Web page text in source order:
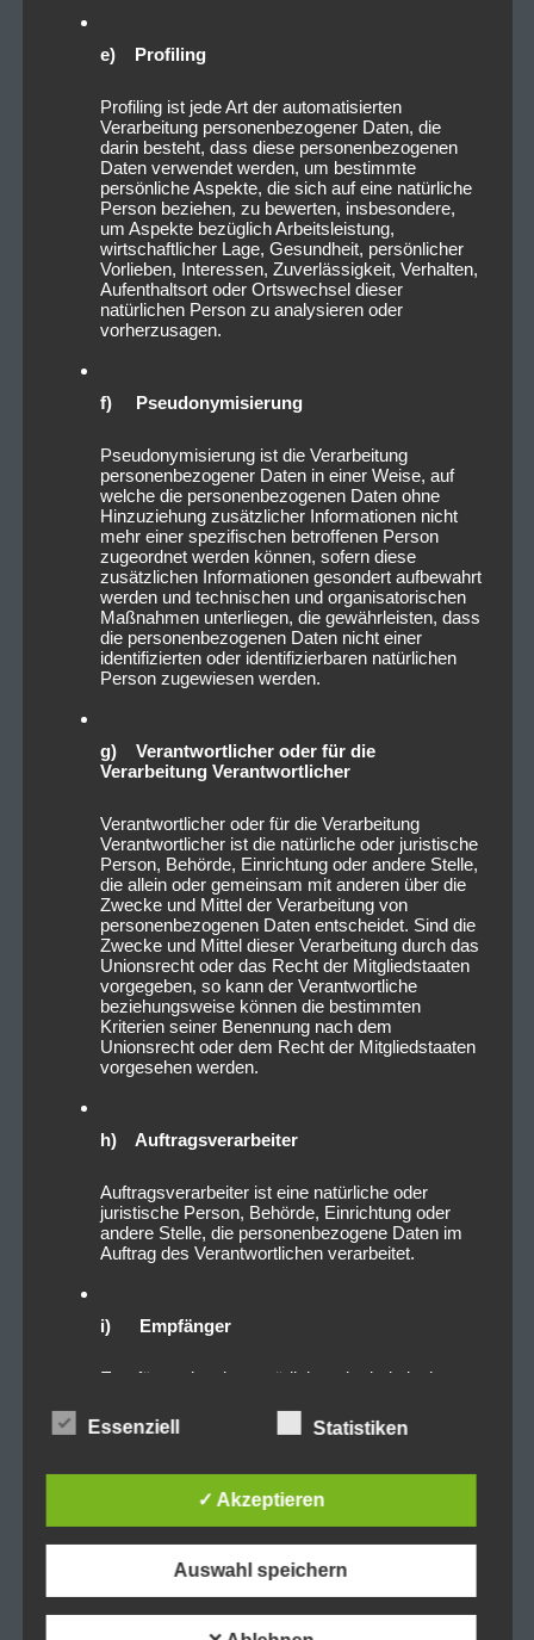
e) Profiling
Profiling ist jede Art der automatisierten
Verarbeitung personenbezogener Daten, die
darin besteht, dass diese personenbezogenen
Daten verwendet werden, um bestimmte
persönliche Aspekte, die sich auf eine natürliche
Person beziehen, zu bewerten, insbesondere,
um Aspekte bezüglich Arbeitsleistung,
wirtschaftlicher Lage, Gesundheit, persönlicher
Vorlieben, Interessen, Zuverlässigkeit, Verhalten,
Aufenthaltsort oder Ortswechsel dieser
natürlichen Person zu analysieren oder
vorherzusagen.
f) Pseudonymisierung
Pseudonymisierung ist die Verarbeitung
personenbezogener Daten in einer Weise, auf
welche die personenbezogenen Daten ohne
Hinzuziehung zusätzlicher Informationen nicht
mehr einer spezifischen betroffenen Person
zugeordnet werden können, sofern diese
zusätzlichen Informationen gesondert aufbewahrt
werden und technischen und organisatorischen
Maßnahmen unterliegen, die gewährleisten, dass
die personenbezogenen Daten nicht einer
identifizierten oder identifizierbaren natürlichen
Person zugewiesen werden.
g) Verantwortlicher oder für die
Verarbeitung Verantwortlicher
Verantwortlicher oder für die Verarbeitung
Verantwortlicher ist die natürliche oder juristische
Person, Behörde, Einrichtung oder andere Stelle,
die allein oder gemeinsam mit anderen über die
Zwecke und Mittel der Verarbeitung von
personenbezogenen Daten entscheidet. Sind die
Zwecke und Mittel dieser Verarbeitung durch das
Unionsrecht oder das Recht der Mitgliedstaaten
vorgegeben, so kann der Verantwortliche
beziehungsweise können die bestimmten
Kriterien seiner Benennung nach dem
Unionsrecht oder dem Recht der Mitgliedstaaten
vorgesehen werden.
h) Auftragsverarbeiter
Auftragsverarbeiter ist eine natürliche oder
juristische Person, Behörde, Einrichtung oder
andere Stelle, die personenbezogene Daten im
Auftrag des Verantwortlichen verarbeitet.
i) Empfänger
Empfänger ist eine natürliche oder juristische
der personenbezogene Daten offengelegt
werden, unabhängig davon, ob es sich bei ihr um
Rahmen eines bestimmten
Untersuchungsauftrags nach dem Unionsrecht
möglicherweise personenbezogene Daten
erhalten, gelten jedoch nicht als Empfänger.
Essenziell Statistiken
✓ Akzeptieren
Auswahl speichern